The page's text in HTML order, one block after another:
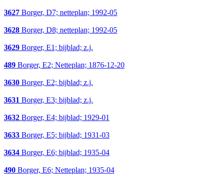
3627 Borger, D7; netteplan; 1992-05
3628 Borger, D8; netteplan; 1992-05
3629 Borger, E1; bijblad; z.j.
489 Borger, E2; Netteplan; 1876-12-20
3630 Borger, E2; bijblad; z.j.
3631 Borger, E3; bijblad; z.j.
3632 Borger, E4; bijblad; 1929-01
3633 Borger, E5; bijblad; 1931-03
3634 Borger, E6; bijblad; 1935-04
490 Borger, E6; Netteplan; 1935-04